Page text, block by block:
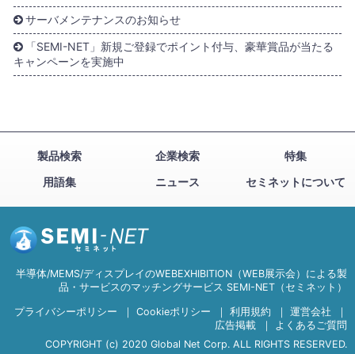
サーバメンテナンスのお知らせ
「SEMI-NET」新規ご登録でポイント付与、豪華賞品が当たる
キャンペーンを実施中
製品検索 企業検索
特集
用語集
ニュース セミネットについて
半導体/MEMS/ディスプレイのWEBEXHIBITION（WEB展示会）による製
品・サービスのマッチングサービス SEMI-NET（セミネット）
プライバシーポリシー ｜ Cookieポリシー ｜ 利用規約 ｜ 運営会社
｜
広告掲載
｜
よくあるご質問
COPYRIGHT (c) 2020 Global Net Corp. ALL RIGHTS RESERVED.